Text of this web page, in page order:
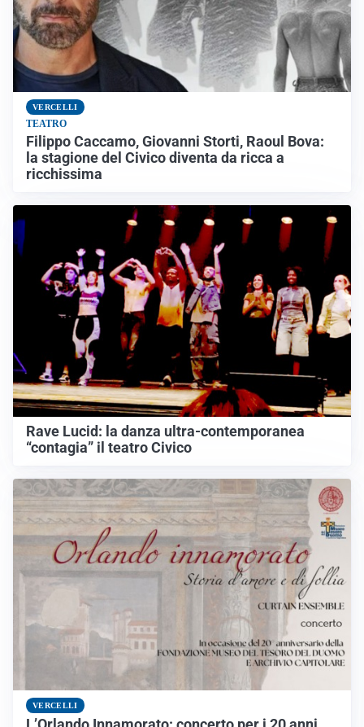
VERCELLI
TEATRO
Filippo Caccamo, Giovanni Storti, Raoul Bova:
la stagione del Civico diventa da ricca a
ricchissima
Rave Lucid: la danza ultra-contemporanea
“contagia” il teatro Civico
VERCELLI